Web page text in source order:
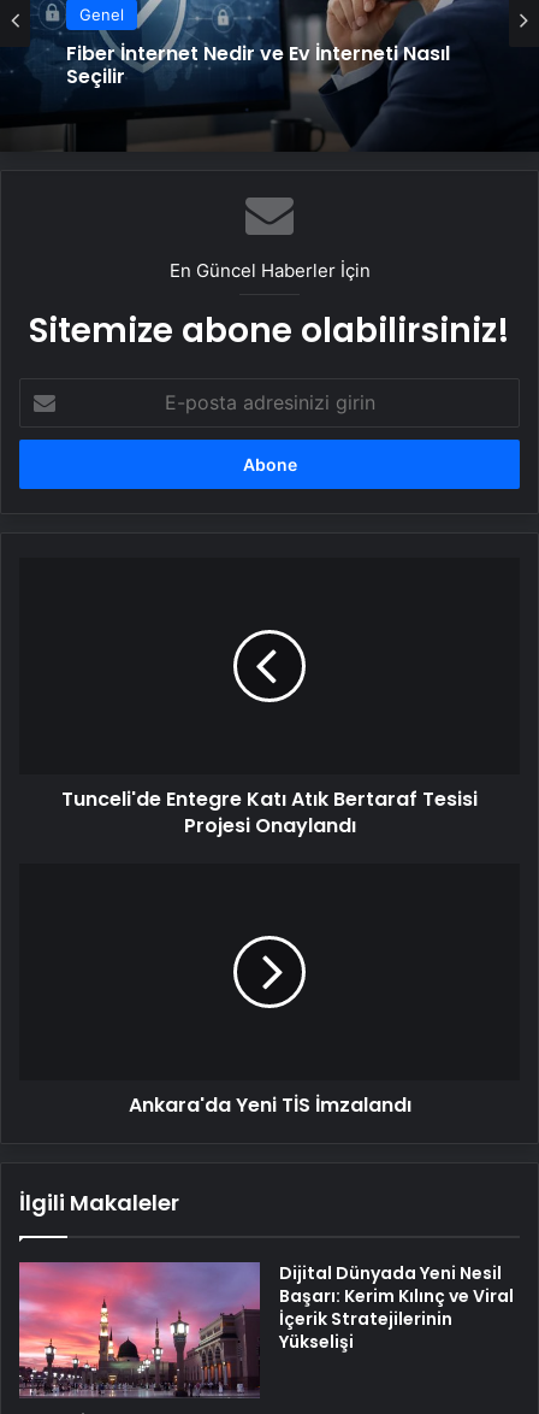
Genel
Fiber İnternet Nedir ve Ev İnterneti Nasıl
Seçilir
En Güncel Haberler İçin
Sitemize abone olabilirsiniz!
posta
adresinizi
Tunceli'de Entegre Katı Atık Bertaraf Tesisi
Projesi Onaylandı
Ankara'da Yeni TİS İmzalandı
İlgili Makaleler
Dijital Dünyada Yeni Nesil
Başarı: Kerim Kılınç ve Viral
İçerik Stratejilerinin
Yükselişi